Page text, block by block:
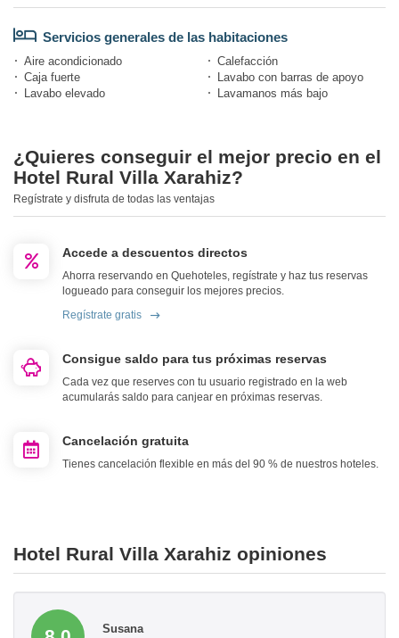
Servicios generales de las habitaciones
Aire acondicionado
Calefacción
Caja fuerte
Lavabo con barras de apoyo
Lavabo elevado
Lavamanos más bajo
¿Quieres conseguir el mejor precio en el
Hotel Rural Villa Xarahiz?
Regístrate y disfruta de todas las ventajas
Accede a descuentos directos
Ahorra reservando en Quehoteles, regístrate y haz tus reservas
logueado para conseguir los mejores precios.
Regístrate gratis
Consigue saldo para tus próximas reservas
Cada vez que reserves con tu usuario registrado en la web
acumularás saldo para canjear en próximas reservas.
Cancelación gratuita
Tienes cancelación flexible en más del 90 % de nuestros hoteles.
Hotel Rural Villa Xarahiz opiniones
Susana